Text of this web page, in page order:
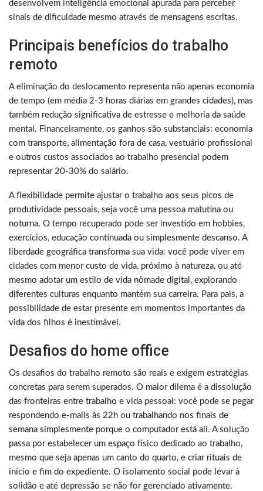
desenvolvem inteligência emocional apurada para perceber
sinais de dificuldade mesmo através de mensagens escritas.
Principais benefícios do trabalho
remoto
A eliminação do deslocamento representa não apenas economia
de tempo (em média 2-3 horas diárias em grandes cidades), mas
também redução significativa de estresse e melhoria da saúde
mental. Financeiramente, os ganhos são substanciais: economia
com transporte, alimentação fora de casa, vestuário profissional
e outros custos associados ao trabalho presencial podem
representar 20-30% do salário.
A flexibilidade permite ajustar o trabalho aos seus picos de
produtividade pessoais, seja você uma pessoa matutina ou
noturna. O tempo recuperado pode ser investido em hobbies,
exercícios, educação continuada ou simplesmente descanso. A
liberdade geográfica transforma sua vida: você pode viver em
cidades com menor custo de vida, próximo à natureza, ou até
mesmo adotar um estilo de vida nômade digital, explorando
diferentes culturas enquanto mantém sua carreira. Para pais, a
possibilidade de estar presente em momentos importantes da
vida dos filhos é inestimável.
Desafios do home office
Os desafios do trabalho remoto são reais e exigem estratégias
concretas para serem superados. O maior dilema é a dissolução
das fronteiras entre trabalho e vida pessoal: você pode se pegar
respondendo e-mails às 22h ou trabalhando nos finais de
semana simplesmente porque o computador está ali. A solução
passa por estabelecer um espaço físico dedicado ao trabalho,
mesmo que seja apenas um canto do quarto, e criar rituais de
início e fim do expediente. O isolamento social pode levar à
solidão e até depressão se não for gerenciado ativamente.